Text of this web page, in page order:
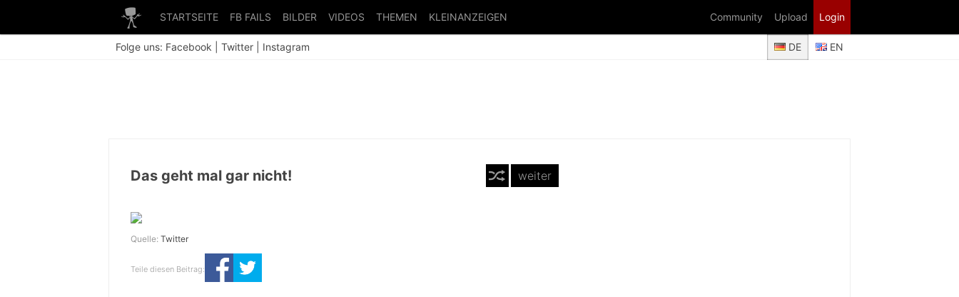
STARTSEITE FB FAILS BILDER VIDEOS THEMEN KLEINANZEIGEN Login
Upload
Community
Folge uns: Facebook Twitter Instagram DE EN
weiter
Das geht mal gar nicht!
Quelle: Twitter
Teile diesen Beitrag: